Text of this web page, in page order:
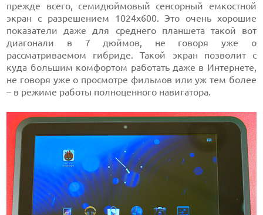
прежде всего, семидюймовый сенсорный емкостной
экран с разрешением 1024х600. Это очень хорошие
показатели даже для среднего планшета такой вот
диагонали в 7 дюймов, не говоря уже о
рассматриваемом гибриде. Такой экран позволит с
куда большим комфортом работать даже в Интернете,
не говоря уже о просмотре фильмов или уж тем более
– в режиме работы полноценного навигатора.